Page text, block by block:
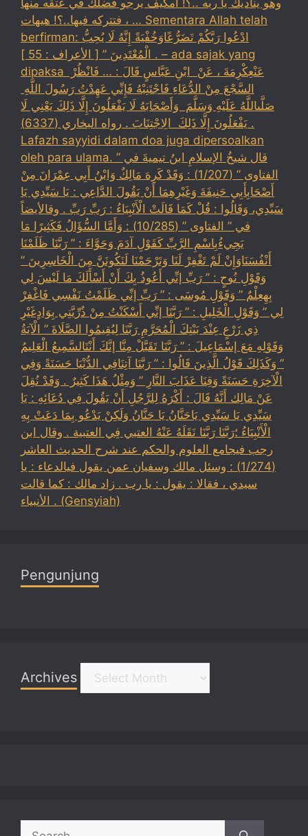
، فتتركه فيها..؟! هيهات … Sementara Allah telah
berfirman: ادْعُوا رَبَّكُمْ تَضَرُّعًاوَخُفْيَةً إِنَّهُ لَا يُحِبُّ
الْمُعْتَدِينَ ” [ الأعراف : 55 ] . – ada sajak yang
dipaksa ‏عَنْ‏‏عِكْرِمَةَ ‏، ‏عَنْ ‏ ‏ابْنِ عَبَّاسٍ ‏‏قَالَ : … فَانْظُرْ ‏‏
السَّجْعَ ‏‏مِنْ الدُّعَاءِ فَاجْتَنِبْهُ فَإِنِّي عَهِدْتُ رَسُولَ اللَّهِ ‏
‏صَلَّىاللَّهُ عَلَيْهِ وَسَلَّمَ ‏ ‏وَأَصْحَابَهُ لَا يَفْعَلُونَ إِلَّا ذَلِكَ ‏‏يَعْنِي لَا
يَفْعَلُونَ إِلَّا ذَلِكَ ‏ ‏الِاجْتِنَابَ . رواه البخاري (6337) .
Lafazh sayyidi dalam doa juga dipersoalkan
oleh para ulama. قال شيخُ الإسلامِ ابنُ تيميةَ في ”
الفتاوى ” (1/207) : وَقَدْ كَرِهَ مَالِكٌ وَابْنُ أَبِي عِمْرَانَ مِنْ
أَصْحَابِأَبِي حَنِيفَةَ وَغَيْرِهِمَا أَنْ يَقُولَ الدَّاعِي : يَا سَيِّدِي يَا
سَيِّدِي، وَقَالُوا : قُلْ كَمَا قَالَتْ الْأَنْبِيَاءُ : رَبِّ رَبِّ . وقالأيضاً
في ” الفتاوى ” (10/285) : وَأَمَّا السُّؤَالُ فَكَثِيرًا مَا
يَجِيءُبِاسْمِ الرَّبِّ كَقَوْلِ آدَمَ وَحَوَّاءَ : ” رَبَّنَا ظَلَمْنَا
أَنْفُسَنَاوَإِنْ لَمْ تَغْفِرْ لَنَا وَتَرْحَمْنَا لَنَكُونَنَّ مِنَ الْخَاسِرِينَ ”
وَقَوْلِ نُوحٍ : ” رَبِّ إنِّي أَعُوذُ بِكَ أَنْ أَسْأَلَكَ مَا لَيْسَ لِي
بِهِعِلْمٌ ” وَقَوْلِ مُوسَى : ” رَبِّ إنِّي ظَلَمْتُ نَفْسِي فَاغْفِرْ
لِي ” وَقَوْلِ الْخَلِيلِ : ” رَبَّنَا إنِّي أَسْكَنْتُ مِنْ ذُرِّيَّتِي بِوَادٍغَيْرِ
ذِي زَرْعٍ عِنْدَ بَيْتِكَ الْمُحَرَّمِ رَبَّنَا لِيُقِيمُوا الصَّلَاةَ ” الْآيَةُ
وَقَوْلِهِ مَعَ إسْمَاعِيلَ : ” رَبَّنَا تَقَبَّلْ مِنَّا إنَّكَ أَنْتَالسَّمِيعُ الْعَلِيمُ
” وَكَذَلِكَ قَوْلُ الَّذِينَ قَالُوا : ” رَبَّنَا آتِنَافِي الدُّنْيَا حَسَنَةً وَفِي
الْآخِرَةِ حَسَنَةً وَقِنَا عَذَابَ النَّارِ ” وَمِثْلُ هَذَا كَثِيرٌ . وَقَدْ نُقِلَ
عَنْ مَالِك أَنَّهُ قَالَ : أَكْرَهُ لِلرَّجُلِ أَنْ يَقُولَ فِي دُعَائِهِ : يَا
سَيِّدِي يَا سَيِّدِي يَاحَنَّانُ يَا حَنَّانُ وَلَكِنْ يَدْعُو بِمَا دَعَتْ بِهِ
الْأَنْبِيَاءُ ؛رَبَّنَا رَبَّنَا نَقَلَهُ عَنْهُ العتبي فِي العتبية . وقال ابن
رجب فيجامع العلوم والحكم عند شرح الحديث العاشر
(1/274) : وسئل مالك وسفيان عمن يقول فيالدعاء : يا
سيدي ، فقالا : يقول : يا رب . زاد مالك : كما قالت
الأنبياء . (Gensyiah)
Pengunjung
Archives